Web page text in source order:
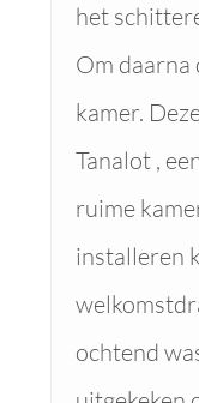
het
Om daarna
kamer.
Tanalot ,
ruime
installeren
ochtend